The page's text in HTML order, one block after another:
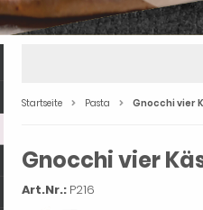
Startseite Pasta Gnocchi vier
Gnocchi vier
Art.Nr.: P216